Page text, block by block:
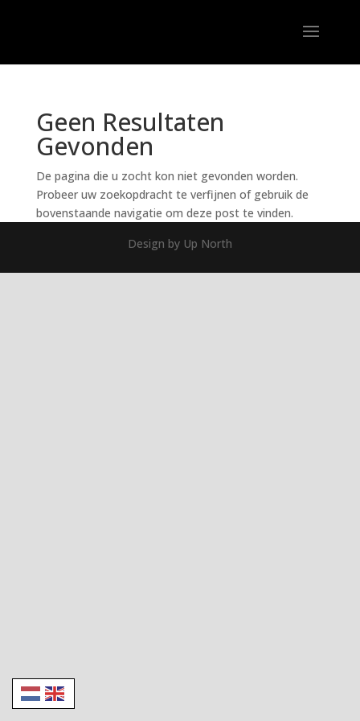
Geen Resultaten
Gevonden
De pagina die u zocht kon niet gevonden worden.
Probeer uw zoekopdracht te verfijnen of gebruik de
bovenstaande navigatie om deze post te vinden.
Design by Up North